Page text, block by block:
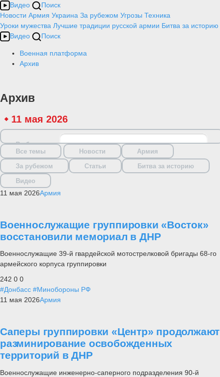
Видео
Поиск
Новости Армия Украина За рубежом Угрозы Техника
Уроки мужества Лучшие традиции русской армии Битва за историю
Видео
Поиск
Военная платформа
Архив
Архив
11 мая 2026
Выбрать дату
Все темы
Новости
Армия
За рубежом
Статьи
Битва за историю
Видео
11 мая 2026Армия
Военнослужащие группировки «Восток»
восстановили мемориал в ДНР
Военнослужащие 39-й гвардейской мотострелковой бригады 68-го
армейского корпуса группировки
242 0 0
#Донбасс #Минобороны РФ
11 мая 2026Армия
Саперы группировки «Центр» продолжают
разминирование освобожденных
территорий в ДНР
Военнослужащие инженерно-саперного подразделения 90-й